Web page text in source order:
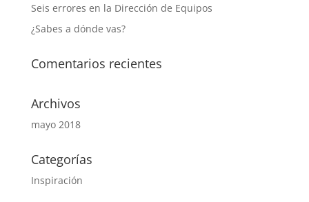
Seis errores en la Dirección de Equipos
¿Sabes a dónde vas?
Comentarios recientes
Archivos
mayo 2018
Categorías
Inspiración